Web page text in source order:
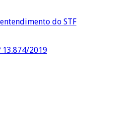
do STF
13.874/2019